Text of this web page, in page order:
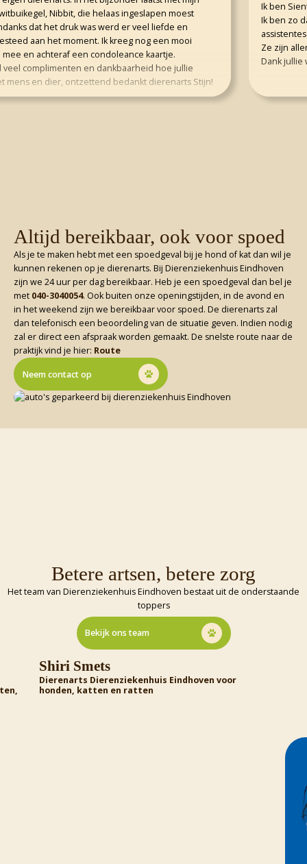
Nibbit, die helaas ingeslapen moest
dat het druk was werd er veel liefde en
aan het moment. Ik kreeg nog een mooi
en achteraf een condoleance kaartje.
complimenten en dankbaarheid hoe jullie
en dier, ontzettend bedankt dierenarts Stijn!
Ik ben
Ik ben zo
assistentes
Ze zijn
Dank jullie
Altijd bereikbaar, ook voor spoed
Als je te maken hebt met een spoedgeval bij je hond of kat dan wil je
kunnen rekenen op je dierenarts. Bij Dierenziekenhuis Eindhoven
zijn we 24 uur per dag bereikbaar. Heb je een spoedgeval dan bel je
met 040-3040054. Ook buiten onze openingstijden, in de avond en
in het weekend zijn we bereikbaar voor spoed. De dierenarts zal
dan telefonisch een beoordeling van de situatie geven. Indien nodig
zal er direct een afspraak worden gemaakt. De snelste route naar de
praktijk vind je hier: Route
Neem contact op
Betere artsen, betere zorg
Het team van Dierenziekenhuis Eindhoven bestaat uit de onderstaande
toppers
Bekijk ons team
voor